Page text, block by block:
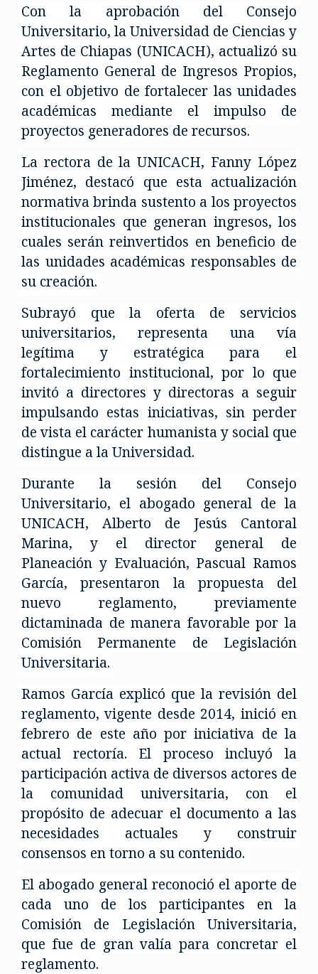
Con la aprobación del Consejo
Universitario, la Universidad de Ciencias y
Artes de Chiapas (UNICACH), actualizó su
Reglamento General de Ingresos Propios,
con el objetivo de fortalecer las unidades
académicas mediante el impulso de
proyectos generadores de recursos.
La rectora de la UNICACH, Fanny López
Jiménez, destacó que esta actualización
normativa brinda sustento a los proyectos
institucionales que generan ingresos, los
cuales serán reinvertidos en beneficio de
las unidades académicas responsables de
su creación.
Subrayó que la oferta de servicios
universitarios, representa una vía
legítima y estratégica para el
fortalecimiento institucional, por lo que
invitó a directores y directoras a seguir
impulsando estas iniciativas, sin perder
de vista el carácter humanista y social que
distingue a la Universidad.
Durante la sesión del Consejo
Universitario, el abogado general de la
UNICACH, Alberto de Jesús Cantoral
Marina, y el director general de
Planeación y Evaluación, Pascual Ramos
García, presentaron la propuesta del
nuevo reglamento, previamente
dictaminada de manera favorable por la
Comisión Permanente de Legislación
Universitaria.
Ramos García explicó que la revisión del
reglamento, vigente desde 2014, inició en
febrero de este año por iniciativa de la
actual rectoría. El proceso incluyó la
participación activa de diversos actores de
la comunidad universitaria, con el
propósito de adecuar el documento a las
necesidades actuales y construir
consensos en torno a su contenido.
El abogado general reconoció el aporte de
cada uno de los participantes en la
Comisión de Legislación Universitaria,
que fue de gran valía para concretar el
reglamento.